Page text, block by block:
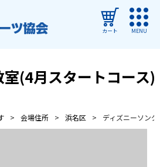
カート MENU
(4月スタートコース)
会場住所 浜名区 ディズニーソン